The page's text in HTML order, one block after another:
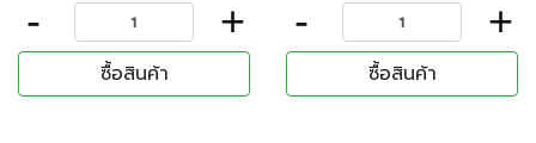
- +
ซื้อสินค้า
- +
ซื้อสินค้า